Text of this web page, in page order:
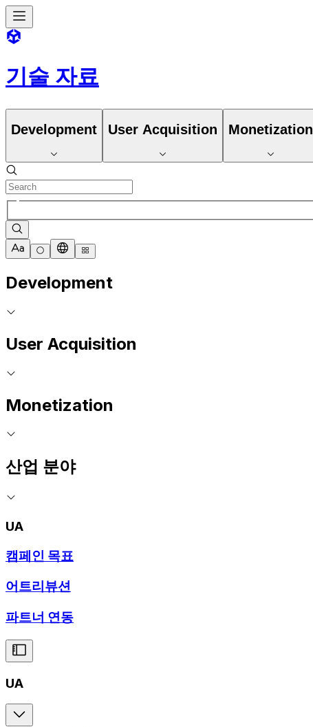
기술 자료
Development User Acquisition Monetization
Development
User Acquisition
Monetization
산업 분야
UA
캠페인 목표
어트리뷰션
파트너 연동
UA